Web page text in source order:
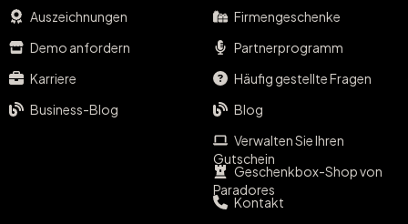
Auszeichnungen
Demo anfordern
Karriere
Business-Blog
Firmengeschenke
Partnerprogramm
Häufig gestellte Fragen
Blog
Verwalten Sie Ihren
Gutschein
Geschenkbox-Shop von
Paradores
Kontakt